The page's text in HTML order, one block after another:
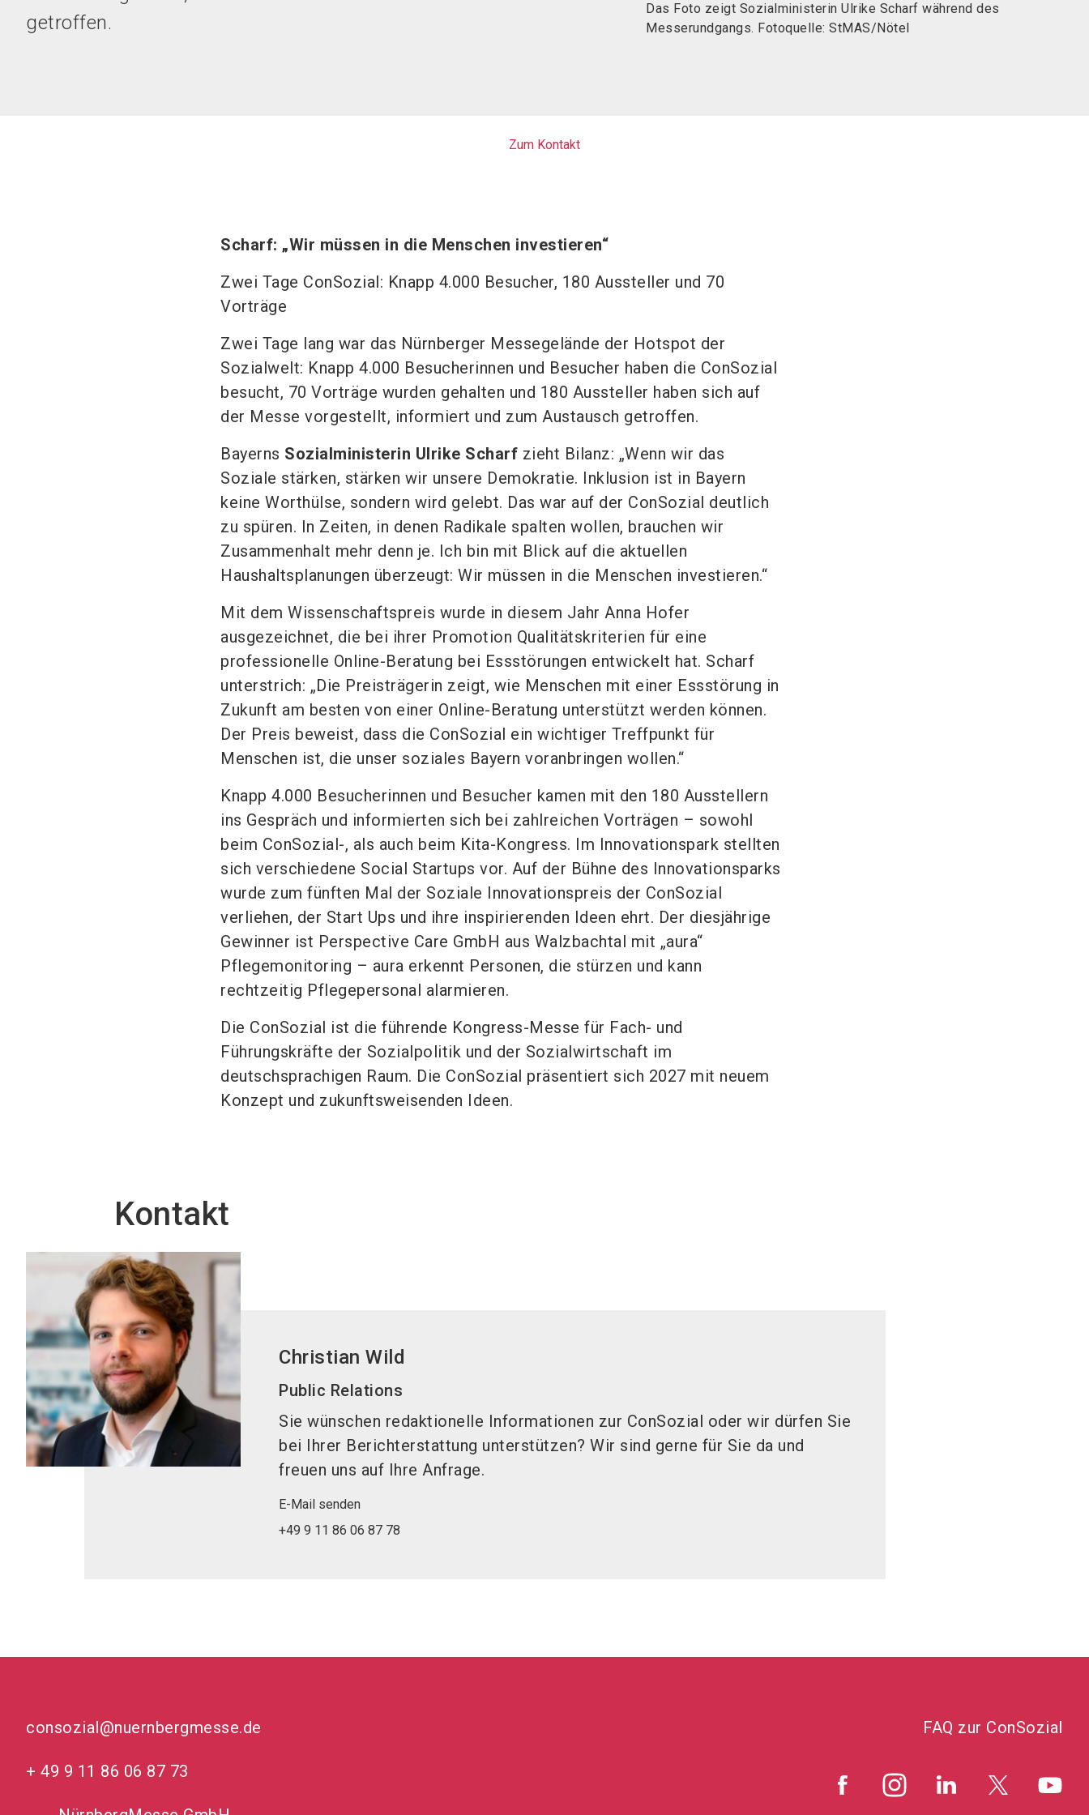
getroffen.
Das Foto zeigt Sozialministerin Ulrike Scharf während des
Messerundgangs. Fotoquelle: StMAS/Nötel
Zum Kontakt
Scharf: „Wir müssen in die Menschen investieren“
Zwei Tage ConSozial: Knapp 4.000 Besucher, 180 Aussteller und 70
Vorträge
Zwei Tage lang war das Nürnberger Messegelände der Hotspot der
Sozialwelt: Knapp 4.000 Besucherinnen und Besucher haben die ConSozial
besucht, 70 Vorträge wurden gehalten und 180 Aussteller haben sich auf
der Messe vorgestellt, informiert und zum Austausch getroffen.
Bayerns Sozialministerin Ulrike Scharf zieht Bilanz: „Wenn wir das
Soziale stärken, stärken wir unsere Demokratie. Inklusion ist in Bayern
keine Worthülse, sondern wird gelebt. Das war auf der ConSozial deutlich
zu spüren. In Zeiten, in denen Radikale spalten wollen, brauchen wir
Zusammenhalt mehr denn je. Ich bin mit Blick auf die aktuellen
Haushaltsplanungen überzeugt: Wir müssen in die Menschen investieren.“
Mit dem Wissenschaftspreis wurde in diesem Jahr Anna Hofer
ausgezeichnet, die bei ihrer Promotion Qualitätskriterien für eine
professionelle Online-Beratung bei Essstörungen entwickelt hat. Scharf
unterstrich: „Die Preisträgerin zeigt, wie Menschen mit einer Essstörung in
Zukunft am besten von einer Online-Beratung unterstützt werden können.
Der Preis beweist, dass die ConSozial ein wichtiger Treffpunkt für
Menschen ist, die unser soziales Bayern voranbringen wollen.“
Knapp 4.000 Besucherinnen und Besucher kamen mit den 180 Ausstellern
ins Gespräch und informierten sich bei zahlreichen Vorträgen – sowohl
beim ConSozial-, als auch beim Kita-Kongress. Im Innovationspark stellten
sich verschiedene Social Startups vor. Auf der Bühne des Innovationsparks
wurde zum fünften Mal der Soziale Innovationspreis der ConSozial
verliehen, der Start Ups und ihre inspirierenden Ideen ehrt. Der diesjährige
Gewinner ist Perspective Care GmbH aus Walzbachtal mit „aura“
Pflegemonitoring – aura erkennt Personen, die stürzen und kann
rechtzeitig Pflegepersonal alarmieren.
Die ConSozial ist die führende Kongress-Messe für Fach- und
Führungskräfte der Sozialpolitik und der Sozialwirtschaft im
deutschsprachigen Raum. Die ConSozial präsentiert sich 2027 mit neuem
Konzept und zukunftsweisenden Ideen.
Kontakt
Christian Wild
Public Relations
Sie wünschen redaktionelle Informationen zur ConSozial oder wir dürfen Sie
bei Ihrer Berichterstattung unterstützen? Wir sind gerne für Sie da und
freuen uns auf Ihre Anfrage.
E-Mail senden
+49 9 11 86 06 87 78
consozial@nuernbergmesse.de
+ 49 9 11 86 06 87 73
FAQ zur ConSozial